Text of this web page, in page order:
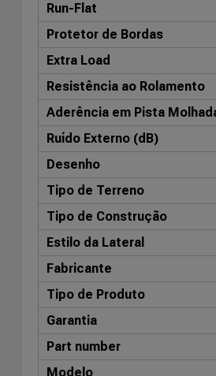
Run-Flat
Protetor de Bordas
Extra Load
Resistência ao Rolamento
Aderência em Pista
Ruído Externo (dB)
Desenho
Tipo de Terreno
Tipo de Construção
Estilo da Lateral
Fabricante
Tipo de Produto
Garantia
Part number
Modelo